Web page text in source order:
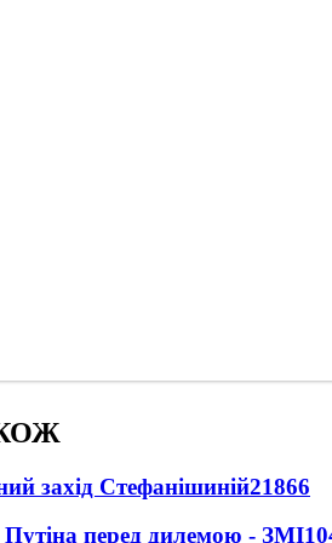
захід Стефанішиній21866
Путіна перед дилемою - ЗМІ